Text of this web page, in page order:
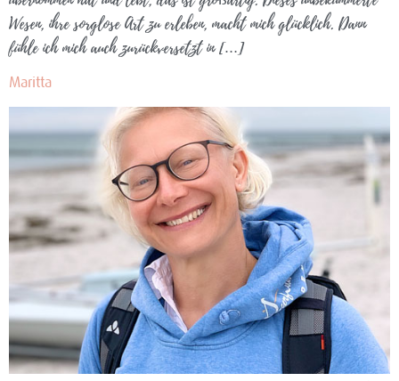
Wesen, ihre sorglose Art zu erleben, macht mich glücklich. Dann
fühle ich mich auch zurückversetzt in […]
Maritta